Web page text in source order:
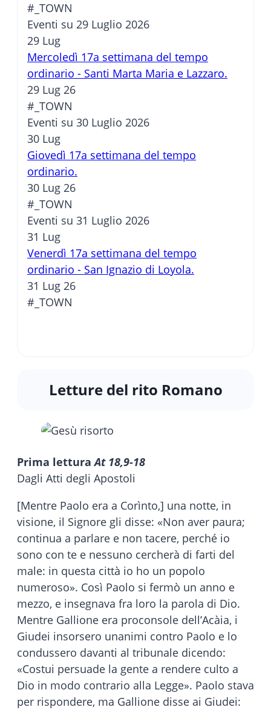
#_TOWN
Eventi su 29 Luglio 2026
29 Lug
Mercoledì 17a settimana del tempo
ordinario - Santi Marta Maria e Lazzaro.
29 Lug 26
#_TOWN
Eventi su 30 Luglio 2026
30 Lug
Giovedì 17a settimana del tempo
ordinario.
30 Lug 26
#_TOWN
Eventi su 31 Luglio 2026
31 Lug
Venerdì 17a settimana del tempo
ordinario - San Ignazio di Loyola.
31 Lug 26
#_TOWN
Letture del rito Romano
Prima letturaAt 18,9-18
Dagli Atti degli Apostoli
[Mentre Paolo era a Corìnto,] una notte, in
visione, il Signore gli disse: «Non aver paura;
continua a parlare e non tacere, perché io
sono con te e nessuno cercherà di farti del
male: in questa città io ho un popolo
numeroso». Così Paolo si fermò un anno e
mezzo, e insegnava fra loro la parola di Dio.
Mentre Gallione era proconsole dell’Acàia, i
Giudei insorsero unanimi contro Paolo e lo
condussero davanti al tribunale dicendo:
«Costui persuade la gente a rendere culto a
Dio in modo contrario alla Legge». Paolo stava
per rispondere, ma Gallione disse ai Giudei: